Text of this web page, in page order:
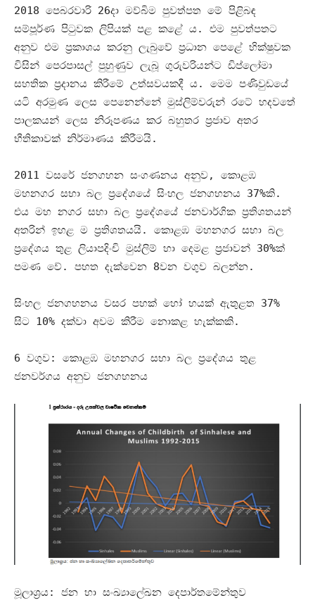
2018 පෙබරවාරි 26දා මව්බිම පුවත්පත මේ පිළිබඳ
සම්පූර්ණ පිටුවක ලිපියක් පළ කළේ ය. එම පුවත්පතට
අනුව එම ප්‍රකාශය කරනු ලැබුවේ ප්‍රධාන පෙළේ භික්ෂුවක
විසින් පෙරපාසල් පුහුණුව ලැබූ ගුරුවරියන්ට ඩිප්ලෝමා
සහතික ප්‍රදානය කිරීමේ උත්සවයකදී ය. මෙම පණිවුඩයේ
යටි අරමුණ ලෙස පෙනෙන්නේ මුස්ලිම්වරුන් රටේ හදවතේ
පාලකයන් ලෙස නිරූපණය කර බහුතර ප්‍රජාව අතර
භීතිකාවක් නිර්මාණය කිරීමයි.
2011 වසරේ ජනගහන සංගණනය අනුව, කොළඹ
මහනගර සභා බල ප්‍රදේශයේ සිංහල ජනගහනය 37%කි.
එය මහ නගර සභා බල ප්‍රදේශයේ ජනවාර්ගික ප්‍රතිශතයන්
අතරින් ඉහළ ම ප්‍රතිශතයයි. කොළඹ මහනගර සභා බල
ප්‍රදේශය තුළ ලියාපදිංචි මුස්ලිම් හා දෙමළ ප්‍රජාවන් 30%ක්
පමණ වේ. පහත දැක්වෙන 8වන වගුව බලන්න.
සිංහල ජනගහනය වසර පහක් හෝ හයක් ඇතුළත 37%
සිට 10% දක්වා අවම කිරීම නොකළ හැක්කකි.
6 වගුව: කොළඹ මහනගර සභා බල ප්‍රදේශය තුළ
ජනවර්ගය අනුව ජනගහනය
මූලාශ්‍රය: ජන හා සංඛ්‍යාලේඛන දෙපාර්තමේන්තුව